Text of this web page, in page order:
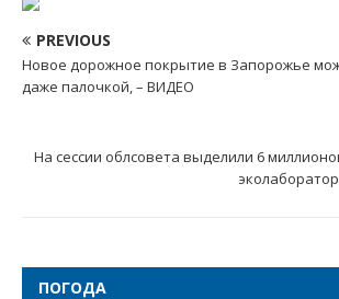
PREVIOUS
Новое дорожное покрытие в Запорожье
даже палочкой, – ВИДЕО
На сессии облсовета выделили 6
ПОГОДА